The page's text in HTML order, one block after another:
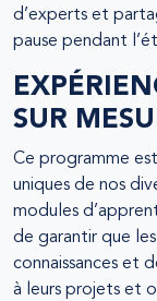
d’experts et
pause pendant
SUR
Ce programme
uniques de nos
modules
de garantir que
connaissances et
à leurs projets et